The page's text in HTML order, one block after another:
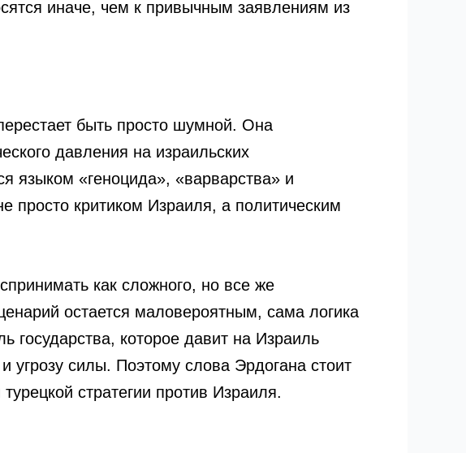
иначе, чем к привычным заявлениям из
быть просто шумной. Она
давления на израильских
языком «геноцида», «варварства» и
просто критиком Израиля, а политическим
как сложного, но все же
остается маловероятным, сама логика
государства, которое давит на Израиль
угрозу силы. Поэтому слова Эрдогана стоит
стратегии против Израиля.